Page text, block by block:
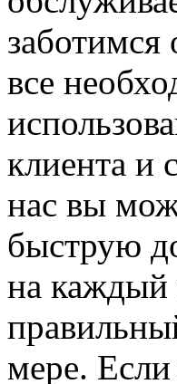
все
клиента и
нас вы
быструю
на каждый
мере. Если